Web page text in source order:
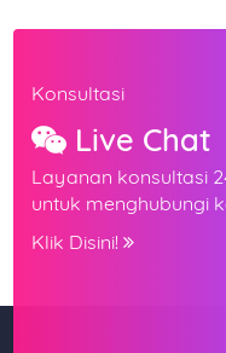
Konsultasi
Live Chat
Layanan konsultasi
untuk menghubungi
Klik Disini!